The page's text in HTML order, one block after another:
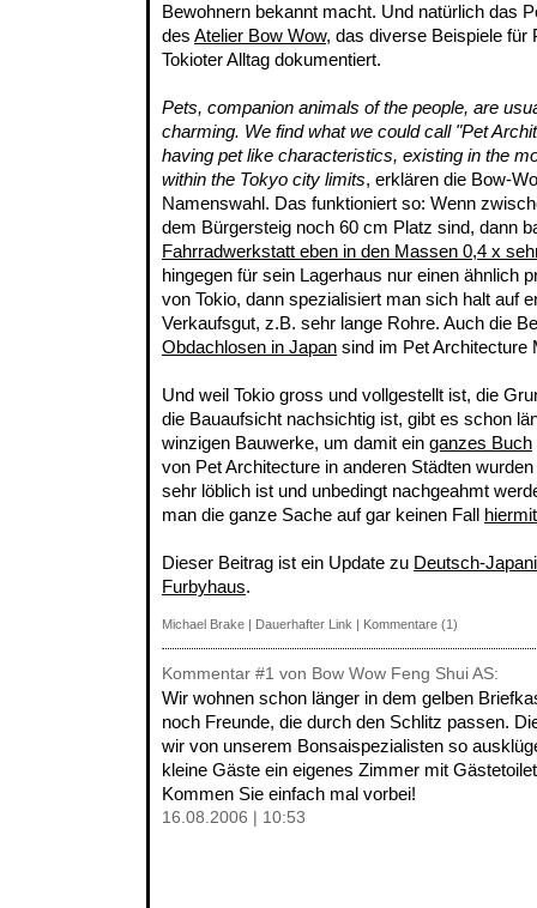
Bewohnern bekannt macht. Und natürlich das
des Atelier Bow Wow, das diverse Beispiele für
Tokioter Alltag dokumentiert.
Pets, companion animals of the people, are
charming. We find what we could call "Pet
having pet like characteristics, existing in the
within the Tokyo city limits, erklären die Bow-
Namenswahl. Das funktioniert so: Wenn
dem Bürgersteig noch 60 cm Platz sind, dann
Fahrradwerkstatt eben in den Massen 0,4 x
hingegen für sein Lagerhaus nur einen ähnlich
von Tokio, dann spezialisiert man sich halt auf
Verkaufsgut, z.B. sehr lange Rohre. Auch die
Obdachlosen in Japan sind im Pet Architecture
Und weil Tokio gross und vollgestellt ist, die
die Bauaufsicht nachsichtig ist, gibt es schon
winzigen Bauwerke, um damit ein ganzes Buch
von Pet Architecture in anderen Städten
sehr löblich ist und unbedingt nachgeahmt
man die ganze Sache auf gar keinen Fall
Dieser Beitrag ist ein Update zu Deutsch-
Furbyhaus.
Michael Brake | Dauerhafter Link | Kommentare (1)
Kommentar #1 von Bow Wow Feng Shui AS:
Wir wohnen schon länger in dem gelben
noch Freunde, die durch den Schlitz passen.
wir von unserem Bonsaispezialisten so
kleine Gäste ein eigenes Zimmer mit
Kommen Sie einfach mal vorbei!
16.08.2006 | 10:53